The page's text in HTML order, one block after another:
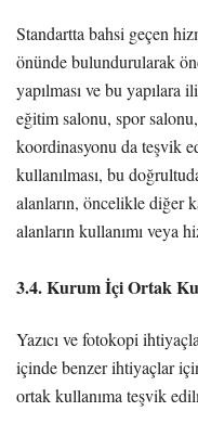
Standartta bahsi geçen
önünde bulundurularak
yapılması ve bu yapılara
eğitim salonu, spor
koordinasyonu da teşvik
kullanılması, bu
alanların, öncelikle diğer
alanların kullanımı veya
3.4. Kurum İçi Ortak
Yazıcı ve fotokopi
içinde benzer ihtiyaçlar
ortak kullanıma teşvik